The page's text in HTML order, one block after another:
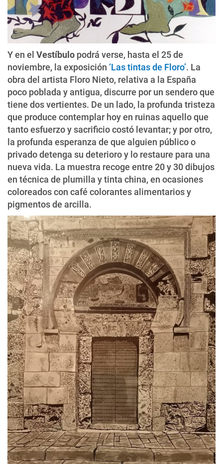
Y en el Vestíbulo podrá verse, hasta el 25 de
noviembre, la exposición ‘Las tintas de Floro’. La
obra del artista Floro Nieto, relativa a la España
poco poblada y antigua, discurre por un sendero que
tiene dos vertientes. De un lado, la profunda tristeza
que produce contemplar hoy en ruinas aquello que
tanto esfuerzo y sacrificio costó levantar; y por otro,
la profunda esperanza de que alguien público o
privado detenga su deterioro y lo restaure para una
nueva vida. La muestra recoge entre 20 y 30 dibujos
en técnica de plumilla y tinta china, en ocasiones
coloreados con café colorantes alimentarios y
pigmentos de arcilla.